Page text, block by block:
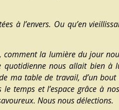
à l’envers. Ou qu’en
la lumière du jour
quotidienne nous allait bien à
ma table de travail, d’un
temps et l’espace grâce à
Nous nous délections.